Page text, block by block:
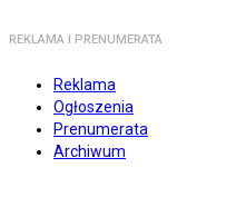
REKLAMA I PRENUMERATA
Reklama
Ogłoszenia
Prenumerata
Archiwum